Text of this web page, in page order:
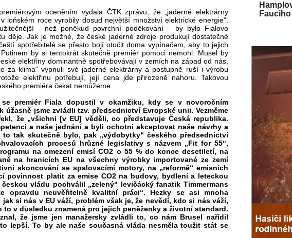
oceněním vydala ČTK zprávu, že „jaderné elektrárny
loňském roce vyrobily dosud největší množství elektrické energie“.
- než poněkud povrchní poděkování – by bylo Fialovo
děje. Jak je možné, že české jaderné zdroje produkují dostatečné
spotřebitelé se přesto bojí otočit doma vypínačem, aby to jejich
by si tentokrát skutečně premiér pomoci nemohl. Musel by
elektřiny dominantně spotřebovávají v zemích na západ od nás,
za klima“ vypnuli své jaderné elektrárny a postupně ruší i výrobu
elektřinu potřebují, její cena jde přirozeně nahoru. Takovou
premiéra čekat nemůžeme.
se premiér Fiala dopustil v okamžiku, kdy se v novoročním
úžasně jsme zvládli tzv. předsednictví Evropské unii. Vezměme
že „všichni [v EU] věděli, co představuje Česká republika.
a naše jednání a byli ochotni akceptovat naše návrhy a
to tak skutečně bylo, pak „výdobytky“ českého předsednictví
procesů hrůzné legislativy s názvem „Fit for 55“,
na omezení emisí CO2 o 55 % do konce desetiletí, na
na hranicích EU na všechny výrobky importované ze zemí
skoncování se spalovacími motory, na „reformě“ emisních
povinnost platit za emise CO2 na budovy, bydlení a leteckou
vládu pochválil „zelený“ levičácký fanatik Timmermans
opravdu neuvěřitelně kvalitní práci“. Hezky se asi mnoha
si nás v EU váží, problém však je, že nevědí, kdo si nás váží,
to v důsledku znamená pro jejich peněženky a životní standard.
že jsme jen manažersky zvládli to, co nám Brusel nařídil
lepší. To by ale naše současná vláda nesměla toužit stát se